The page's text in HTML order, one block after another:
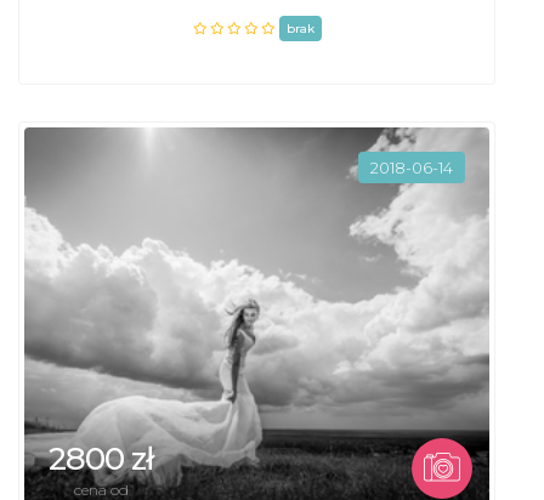
brak
2018-06-14
2800 zł
cena od